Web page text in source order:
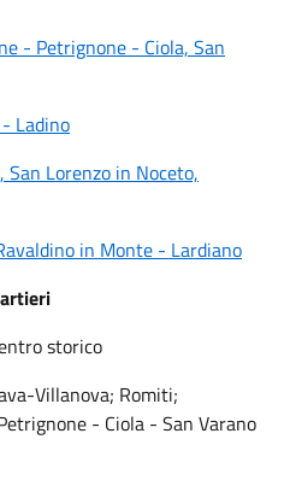
- Petrignone - Ciola, San
Ladino
Lorenzo in Noceto,
in Monte - Lardiano
storico
Villanova; Romiti;
- Ciola - San Varano